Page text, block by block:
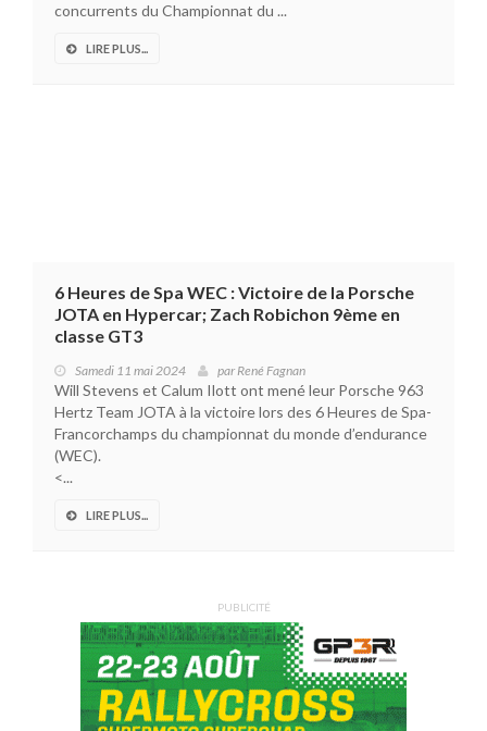
concurrents du Championnat du ...
LIRE PLUS...
6 Heures de Spa WEC : Victoire de la Porsche
JOTA en Hypercar; Zach Robichon 9ème en
classe GT3
Samedi 11 mai 2024 parRené Fagnan
Will Stevens et Calum Ilott ont mené leur Porsche 963
Hertz Team JOTA à la victoire lors des 6 Heures de Spa-
Francorchamps du championnat du monde d’endurance
(WEC).
<...
LIRE PLUS...
PUBLICITÉ